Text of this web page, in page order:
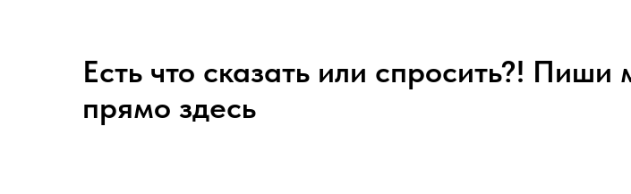
Есть что сказать или спросить?!
прямо здесь